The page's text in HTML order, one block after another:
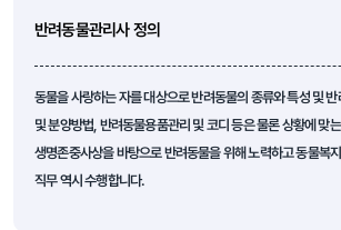
반려동물관리사 정의
동물을 사랑하는 자를 대상으로 반려동물의 종류와 특성 및
및 분양방법, 반려동물용품관리 및 코디 등은 물론 상황에 맞
생명존중사상을 바탕으로 반려동물을 위해 노력하고 동물복
직무 역시 수행합니다.